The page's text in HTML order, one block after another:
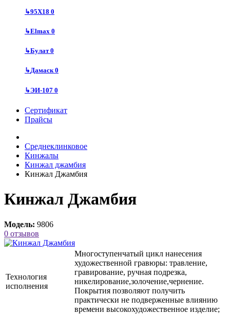
↳95Х18 0
↳Elmax 0
↳Булат0
↳Дамаск0
↳ЭИ-107 0
Сертификат
Прайсы
Среднеклинковое
Кинжалы
Кинжал джамбия
Кинжал Джамбия
Кинжал Джамбия
Модель: 9806
0 отзывов
Технология
исполнения
Многоступенчатый цикл нанесения
художественной гравюры: травление,
гравирование, ручная подрезка,
никелирование,золочение,чернение.
Покрытия позволяют получить
практически не подверженные влиянию
времени высокохудожественное изделие;